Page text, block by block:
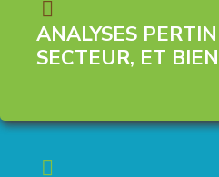
ANALYSES
SECTEUR, ET